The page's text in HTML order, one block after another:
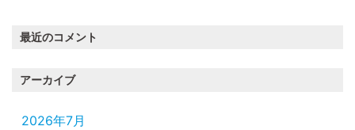
最近のコメント
アーカイブ
2026年7月